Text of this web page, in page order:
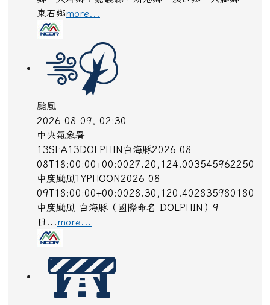
東石鄉more...
颱風
2026-08-09, 02:30
中央氣象署
13SEA13DOLPHIN白海豚2026-08-
08T18:00:00+00:0027.20,124.003545962250
中度颱風TYPHOON2026-08-
09T18:00:00+00:0028.30,120.402835980180
中度颱風 白海豚（國際命名 DOLPHIN）9
日... more...